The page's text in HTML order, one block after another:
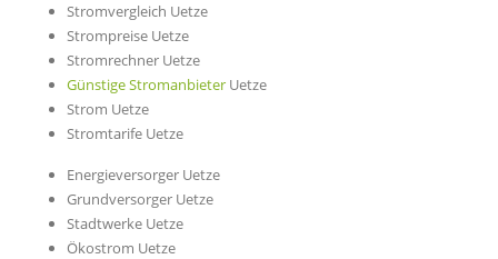
Stromvergleich Uetze
Strompreise Uetze
Stromrechner Uetze
Günstige Stromanbieter Uetze
Strom Uetze
Stromtarife Uetze
Energieversorger Uetze
Grundversorger Uetze
Stadtwerke Uetze
Ökostrom Uetze